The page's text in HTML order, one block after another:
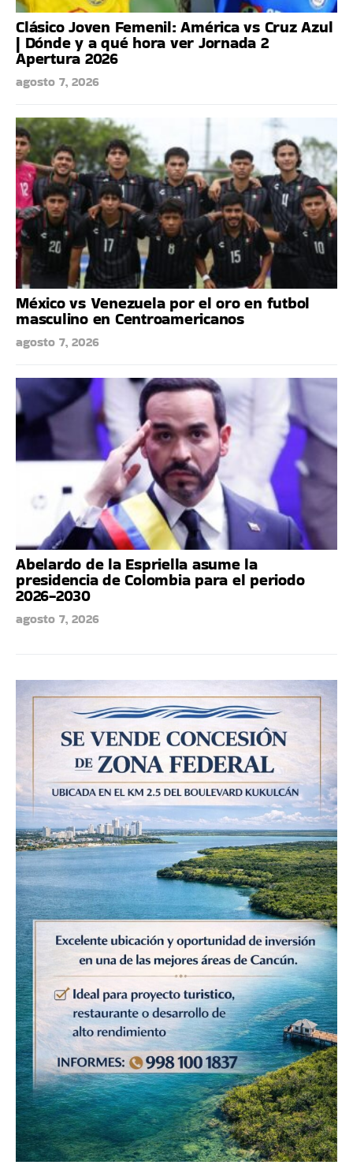
Clásico Joven Femenil: América vs Cruz Azul
| Dónde y a qué hora ver Jornada 2
Apertura 2026
agosto 7, 2026
México vs Venezuela por el oro en futbol
masculino en Centroamericanos
agosto 7, 2026
Abelardo de la Espriella asume la
presidencia de Colombia para el periodo
2026-2030
agosto 7, 2026